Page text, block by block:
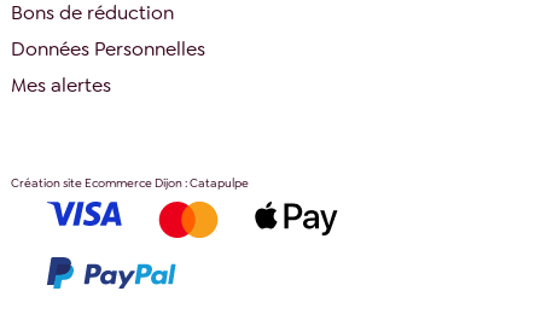
Bons de réduction
Données Personnelles
Mes alertes
Création site Ecommerce Dijon : Catapulpe